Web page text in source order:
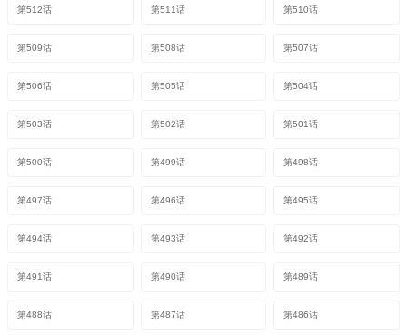
第512话 第511话 第510话
第509话 第508话 第507话
第506话 第505话 第504话
第503话 第502话 第501话
第500话 第499话 第498话
第497话 第496话 第495话
第494话 第493话 第492话
第491话 第490话 第489话
第488话 第487话 第486话